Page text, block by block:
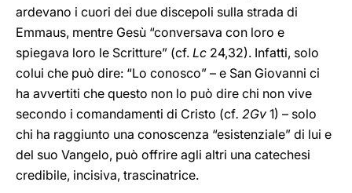
ardevano i cuori dei due discepoli sulla strada di
Emmaus, mentre Gesù “conversava con loro e
spiegava loro le Scritture” (cf. Lc 24,32). Infatti, solo
colui che può dire: “Lo conosco” – e San Giovanni ci
ha avvertiti che questo non lo può dire chi non vive
secondo i comandamenti di Cristo (cf. 2Gv 1) – solo
chi ha raggiunto una conoscenza “esistenziale” di lui e
del suo Vangelo, può offrire agli altri una catechesi
credibile, incisiva, trascinatrice.